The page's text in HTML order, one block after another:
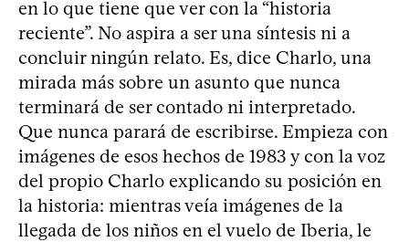
en lo que tiene que ver con la “historia
reciente”. No aspira a ser una síntesis ni a
concluir ningún relato. Es, dice Charlo, una
mirada más sobre un asunto que nunca
terminará de ser contado ni interpretado.
Que nunca parará de escribirse. Empieza con
imágenes de esos hechos de 1983 y con la voz
del propio Charlo explicando su posición en
la historia: mientras veía imágenes de la
llegada de los niños en el vuelo de Iberia, le